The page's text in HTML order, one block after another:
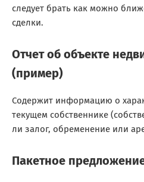
следует брать как можно
сделки.
Отчет об объекте
(пример)
Содержит информацию о
текущем собственнике
ли залог, обременение или
Пакетное